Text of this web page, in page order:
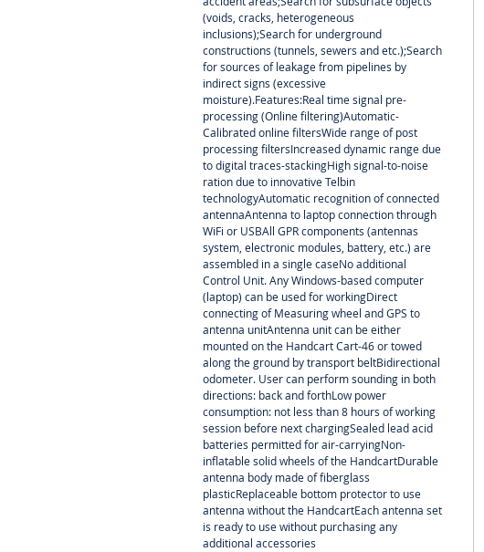
(voids, cracks, heterogeneous
inclusions);Search for underground
constructions (tunnels, sewers and etc.);Search
for sources of leakage from pipelines by
indirect signs (excessive
moisture).Features:Real time signal pre-
processing (Online filtering)Automatic-
Calibrated online filtersWide range of post
processing filtersIncreased dynamic range due
to digital traces-stackingHigh signal-to-noise
ration due to innovative Telbin
technologyAutomatic recognition of connected
antennaAntenna to laptop connection through
WiFi or USBAll GPR components (antennas
system, electronic modules, battery, etc.) are
assembled in a single caseNo additional
Control Unit. Any Windows-based computer
(laptop) can be used for workingDirect
connecting of Measuring wheel and GPS to
antenna unitAntenna unit can be either
mounted on the Handcart Cart-46 or towed
along the ground by transport beltBidirectional
odometer. User can perform sounding in both
directions: back and forthLow power
consumption: not less than 8 hours of working
session before next chargingSealed lead acid
batteries permitted for air-carryingNon-
inflatable solid wheels of the HandcartDurable
antenna body made of fiberglass
plasticReplaceable bottom protector to use
antenna without the HandcartEach antenna set
is ready to use without purchasing any
additional accessories